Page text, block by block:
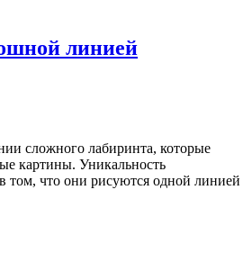
линией
сложного лабиринта, которые
картины. Уникальность
том, что они рисуются одной линией